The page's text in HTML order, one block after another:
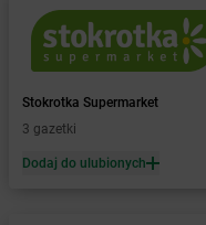
Żabka Baranowo
Żabka Barcin
Żabka Bardo
Żabka Barlinek
Żabka Barniewice
Stokrotka Supermarket
3 gazetki
Dodaj do ulubionych